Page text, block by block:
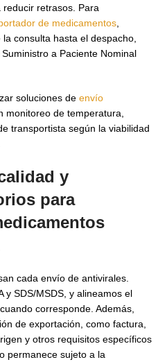
retrasos. Para
de medicamentos
consulta hasta el despacho,
a Paciente Nominal
soluciones de envío
monitoreo de temperatura,
transportista según la viabilidad
y
para
cada envío de antivirales.
y SDS/MSDS, y alineamos el
corresponde. Además,
de exportación, como factura,
y otros requisitos específicos
permanece sujeto a la